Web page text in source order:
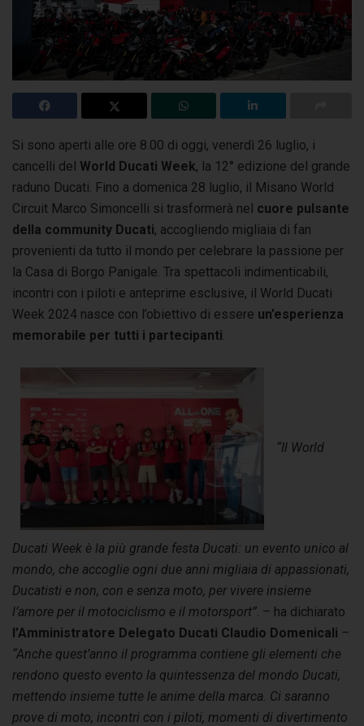
Si sono aperti alle ore 8.00 di oggi, venerdì 26 luglio, i
cancelli del World Ducati Week, la 12° edizione del grande
raduno Ducati. Fino a domenica 28 luglio, il Misano World
Circuit Marco Simoncelli si trasformerà nel cuore pulsante
della community Ducati, accogliendo migliaia di fan
provenienti da tutto il mondo per celebrare la passione per
la Casa di Borgo Panigale. Tra spettacoli indimenticabili,
incontri con i piloti e anteprime esclusive, il World Ducati
Week 2024 nasce con l’obiettivo di essere un’esperienza
memorabile per tutti i partecipanti
“Il World
Ducati Week è la più grande festa Ducati: un evento unico al
mondo, che accoglie ogni due anni migliaia di appassionati,
Ducatisti e non, con e senza moto, per vivere insieme
l’amore per il motociclismo e il motorsport” . – ha dichiarato
l’Amministratore Delegato Ducati Claudio Domenicali –
“Anche quest’anno il programma contiene gli elementi che
rendono questo evento la quintessenza del mondo Ducati,
mettendo insieme tutte le anime della marca. Ci saranno
prove di moto, incontri con i piloti, momenti di divertimento